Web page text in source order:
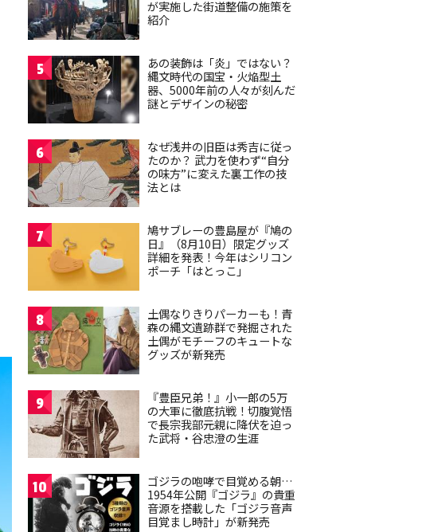
が実施した街道整備の施策を
紹介
5
あの装飾は「炎」ではない？
縄文時代の国宝・火焔型土
器、5000年前の人々が刻んだ
謎とデザインの秘密
6
なぜ浅井の旧臣は秀吉に従っ
たのか？ 武力を使わず“自分
の味方”に変えた裏工作の技
法とは
7
鳩サブレーの豊島屋が『鳩の
日』（8月10日）限定グッズ
詳細を発表！今年はシリコン
ポーチ「はとっこ」
8
土偶なりきりパーカーも！青
森の縄文遺跡群で発掘された
土偶がモチーフのキュートな
グッズが新発売
9
『豊臣兄弟！』小一郎の5万
の大軍に徹底抗戦！切腹覚悟
で長宗我部元親に降伏を迫っ
た武将・谷忠澄の生涯
10
ゴジラの咆哮で目覚める朝…
1954年公開『ゴジラ』の貴重
音源を搭載した「ゴジラ音声
目覚まし時計」が新発売